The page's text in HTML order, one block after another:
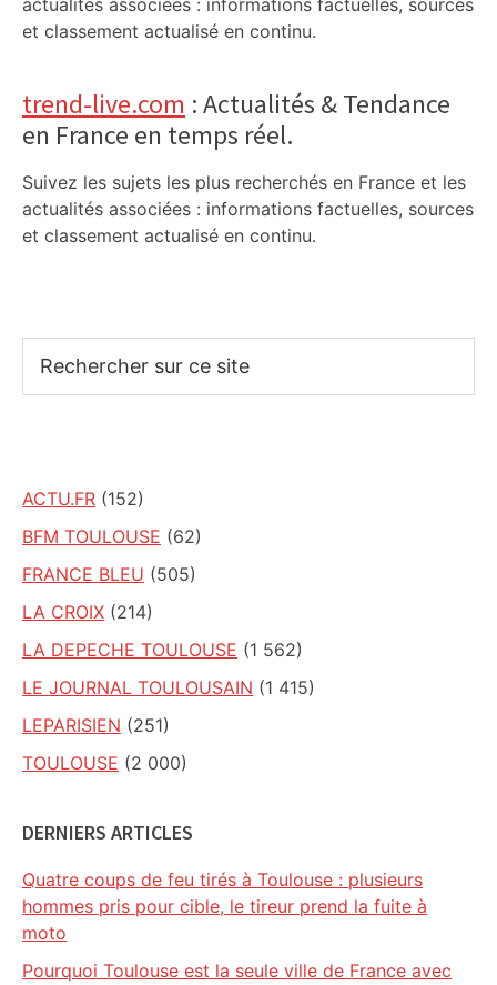
actualités associées : informations factuelles, sources
et classement actualisé en continu.
trend-live.com : Actualités & Tendance
en France en temps réel.
Suivez les sujets les plus recherchés en France et les
actualités associées : informations factuelles, sources
et classement actualisé en continu.
sur
ACTU.FR (152)
BFM TOULOUSE (62)
FRANCE BLEU (505)
LA CROIX (214)
LA DEPECHE TOULOUSE (1 562)
LE JOURNAL TOULOUSAIN (1 415)
LEPARISIEN (251)
TOULOUSE (2 000)
DERNIERS ARTICLES
Quatre coups de feu tirés à Toulouse : plusieurs
hommes pris pour cible, le tireur prend la fuite à
moto
Pourquoi Toulouse est la seule ville de France avec